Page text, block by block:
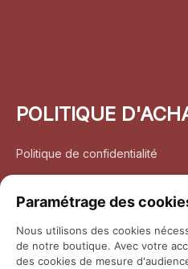
POLITIQUE
Politique de confidentialité
Politique de retour et
Paramétrage des
Nous utilisons des cookies
de notre boutique. Avec votre
des cookies de mesure